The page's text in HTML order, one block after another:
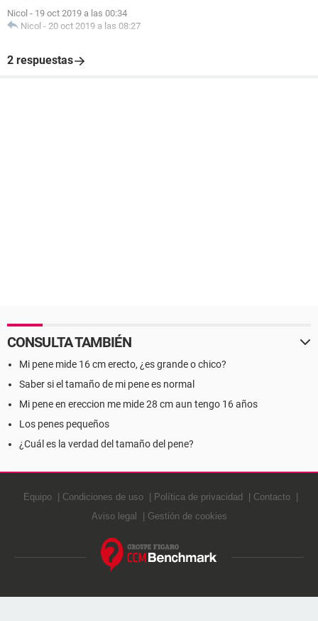
Nicol - 19 oct 2019 a las 00:34
Nicol - 20 oct 2019 a las 08:27
2 respuestas
CONSULTA TAMBIÉN
Mi pene mide 16 cm erecto, ¿es grande o chico?
Saber si el tamaño de mi pene es normal
Mi pene en ereccion me mide 28 cm aun tengo 16 años
Los penes pequeños
¿Cuál es la verdad del tamaño del pene?
Equipo Condiciones de uso Política de privacidad
Contacto
Aviso legal
Gestión de cookies